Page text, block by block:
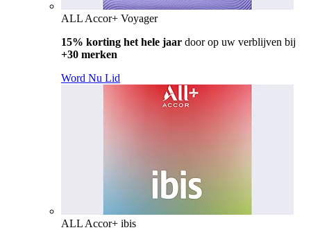
ALL Accor+ Voyager
15% korting het hele jaar door op uw verblijven bij
+30 merken
Word Nu Lid
ALL Accor+ ibis